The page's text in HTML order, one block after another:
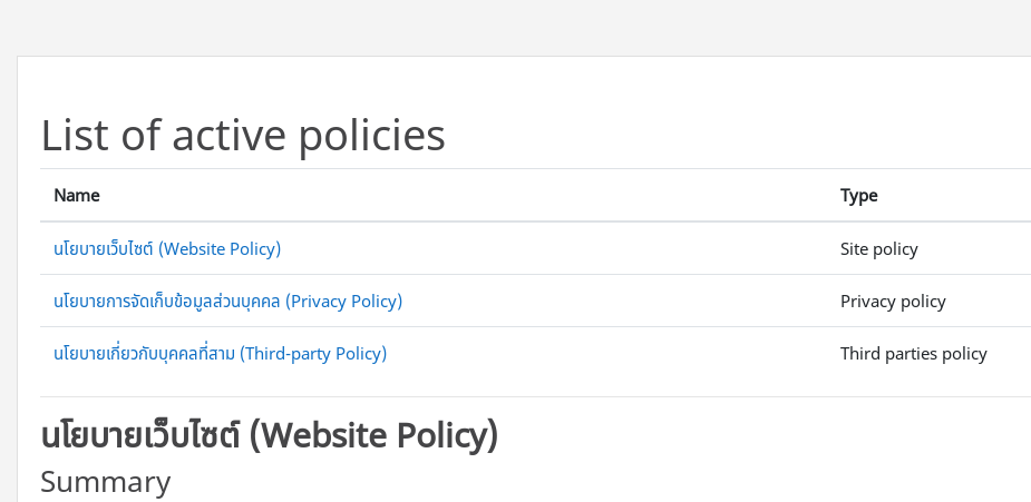
List of active policies
Name Type
นโยบายเว็บไซต์ (Website Policy) Site policy
นโยบายการจัดเก็บข้อมูลส่วนบุคคล (Privacy Policy) Privacy policy
นโยบายเกี่ยวกับบุคคลที่สาม (Third-party Policy) Third parties policy
นโยบายเว็บไซต์ (Website Policy)
Summary